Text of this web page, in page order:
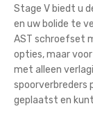
Stage V biedt u
en uw bolide te
AST schroefset
opties, maar
met alleen
spoorverbreders
geplaatst en